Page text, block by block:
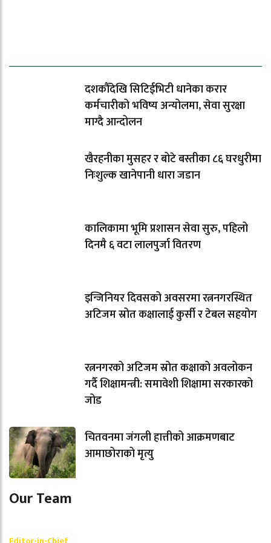
दशकौँदेखि सिटिईभिटी धानेका करार
कर्मचारीको भविष्य अन्योलमा, सेवा सुरक्षा
माग्दै आन्दोलन
खैरहनीका मुसहर र बोटे बस्तीका ८६ घरधुरीमा
निःशुल्क खानेपानी धारा जडान
कालिकामा भूमि प्रशासन सेवा सुरु, पहिलो
दिनमै ६ वटा लालपुर्जा वितरण
इन्जिनियर दिवसको अवसरमा रत्ननगरस्थित
अटिजम स्रोत कक्षालाई कुर्सी र टेबल सहयोग
रत्ननगरको अटिजम स्रोत कक्षाको अवलोकन
गर्दै शिक्षामन्त्री: समावेशी शिक्षामा सरकारको
जोड
चितवनमा जंगली हात्तीको आक्रमणबाट
आमाछोराको मृत्यु
Our Team